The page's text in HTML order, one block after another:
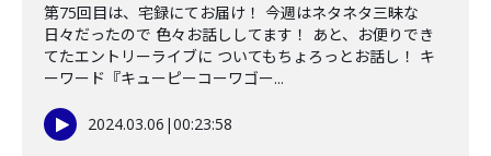
第75回目は、宅録にてお届け！ 今週はネタネタ三昧な
日々だったので 色々お話ししてます！ あと、お便りでき
てたエントリーライブに ついてもちょろっとお話し！ キ
ーワード『キューピーコーワゴー...
2024.03.06 |00:23:58